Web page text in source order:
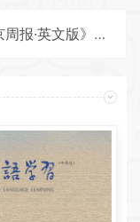
《北京周报·英文版》2025年第46期全彩精校PDF杂志下载